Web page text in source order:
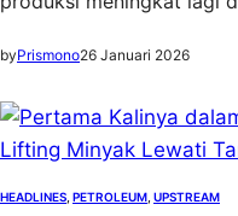
byPrismono26 Januari 2026
HEADLINES PETROLEUM UPSTREAM